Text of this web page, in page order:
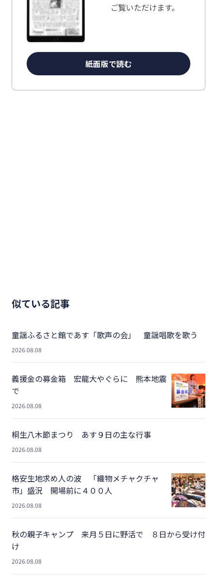
ご覧いただけます。
紙面版で読む
似ている記事
童謡ふるさと館であす「歌声の会」 童謡唱歌を歌う
2026.08.08
義援金の募金箱 宏龍大やぐらに 熊本地震
で
2026.08.08
桐生八木節まつり あす９日の主な行事
2026.08.08
格安生地求め人の波 「織物メチャクチャ
市」盛況 開場前に４００人
2026.08.08
秋の親子キャンプ 来月５日に野活で ８日から受け付
け
2026.08.08